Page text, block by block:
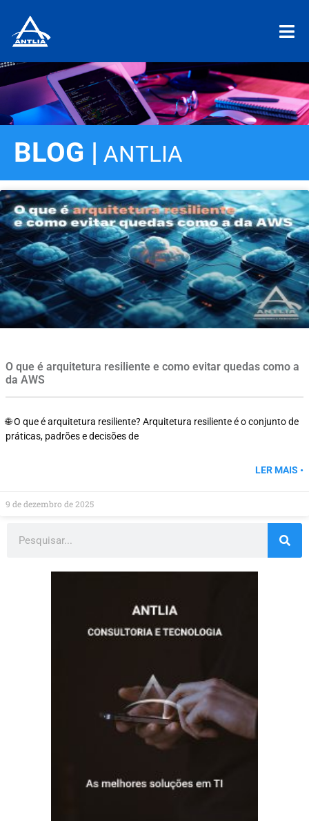
BLOG | ANTLIA
O que é arquitetura resiliente e como evitar quedas como a
da AWS
🌐 O que é arquitetura resiliente? Arquitetura resiliente é o conjunto de
práticas, padrões e decisões de
LER MAIS •
9 de dezembro de 2025